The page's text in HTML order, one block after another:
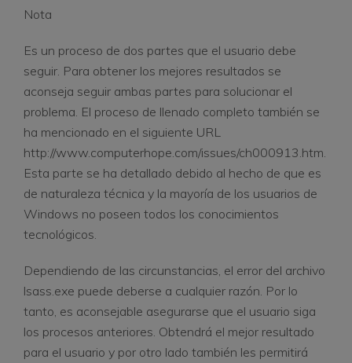
Nota
Es un proceso de dos partes que el usuario debe
seguir. Para obtener los mejores resultados se
aconseja seguir ambas partes para solucionar el
problema. El proceso de llenado completo también se
ha mencionado en el siguiente URL
http://www.computerhope.com/issues/ch000913.htm.
Esta parte se ha detallado debido al hecho de que es
de naturaleza técnica y la mayoría de los usuarios de
Windows no poseen todos los conocimientos
tecnológicos.
Dependiendo de las circunstancias, el error del archivo
lsass.exe puede deberse a cualquier razón. Por lo
tanto, es aconsejable asegurarse que el usuario siga
los procesos anteriores. Obtendrá el mejor resultado
para el usuario y por otro lado también les permitirá